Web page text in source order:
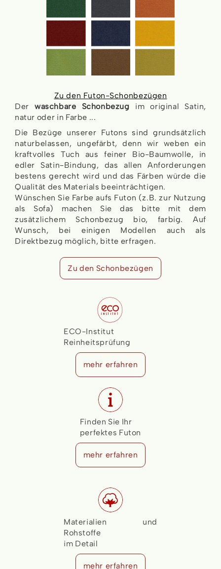
Zu den Futon-Schonbezügen
Derwaschbare Schonbezug im original Satin,
natur oder in Farbe ...
Die Bezüge unserer Futons sind grundsätzlich
naturbelassen, ungefärbt, denn wir weben ein
kraftvolles Tuch aus feiner Bio-Baumwolle, in
edler Satin-Bindung, das allen Anforderungen
bestens gerecht wird und das Färben würde die
Qualität des Materials beeinträchtigen.
Wünschen Sie Farbe aufs Futon (z.B. zur Nutzung
als Sofa) machen Sie das bitte mit dem
zusätzlichem Schonbezug bio, farbig. Auf
Wunsch, bei einigen Modellen auch als
Direktbezug möglich, bitte erfragen.
Zu den Schonbezügen
ECO-Institut
Reinheitsprüfung
mehr erfahren
Finden Sie Ihr
perfektes Futon
mehr erfahren
Materialien und
Rohstoffe
im Detail
mehr erfahren